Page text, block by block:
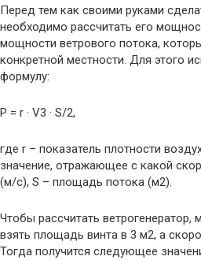
Перед тем как своими руками
необходимо рассчитать его
мощности ветрового потока,
конкретной местности. Для этого
формулу:
P = r · V3 · S/2,
где r – показатель плотности
значение, отражающее с какой
(м/с), S – площадь потока (м2).
Чтобы рассчитать
взять площадь винта в 3 м2, а
Тогда получится следующее